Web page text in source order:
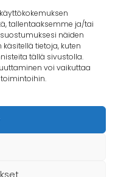
tallentaaksemme ja/tai
näiden
tietoja, kuten
tällä sivustolla.
voi vaikuttaa
Oy